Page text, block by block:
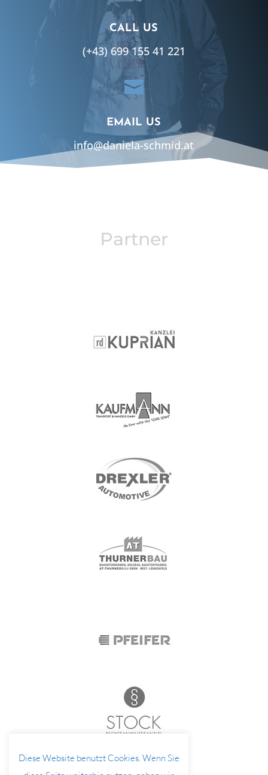
CALL US
(+43) 699 155 41 221

EMAIL US
info@daniela-schmid.at
Partner
Diese Website benutzt Cookies. Wenn Sie